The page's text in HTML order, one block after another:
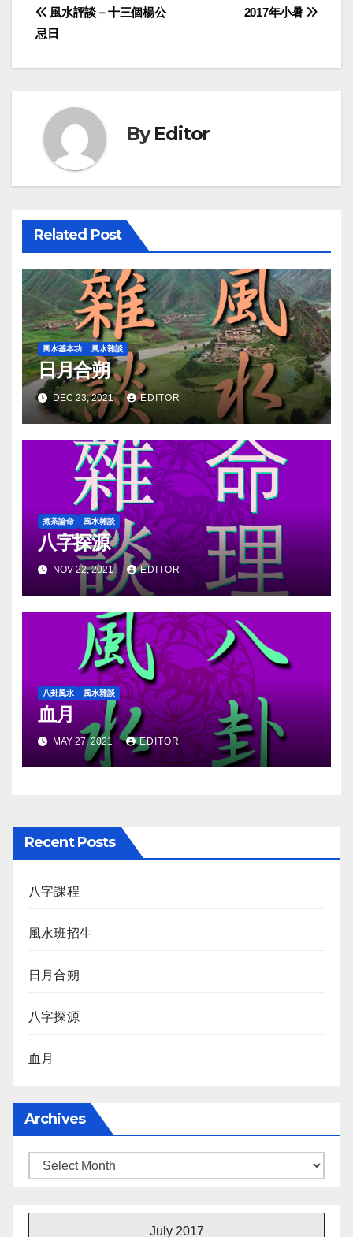
Post
navigation
2017年小暑
風水評談－十三個楊公
忌日
ByEditor
Related Post
風水基本功 風水雜談
日月合朔
DEC 23, 2021 EDITOR
煮茶論命 風水雜談
八字探源
NOV 22, 2021 EDITOR
八卦風水 風水雜談
血月
MAY 27, 2021 EDITOR
Recent Posts
八字課程
風水班招生
日月合朔
八字探源
血月
Archives
Archives
July 2017